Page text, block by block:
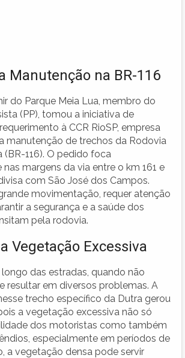
Manutenção na BR-116
do Parque Meia Lua, membro do
(PP), tomou a iniciativa de
à CCR RioSP, empresa
manutenção de trechos da Rodovia
(BR-116). O pedido foca
margens da via entre o km 161 e
com São José dos Campos.
movimentação, requer atenção
a segurança e a saúde dos
pela rodovia.
Vegetação Excessiva
das estradas, quando não
resultar em diversos problemas. A
trecho específico da Dutra gerou
a vegetação excessiva não só
dos motoristas como também
especialmente em períodos de
a vegetação densa pode servir